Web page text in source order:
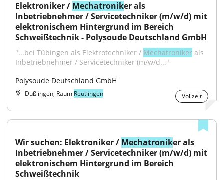
Elektroniker / Mechatroniker als
Inbetriebnehmer / Servicetechniker (m/w/d) mit
elektronischem Hintergrund im Bereich
Schweißtechnik - Polysoude Deutschland GmbH
"...bei Tübingen als Elektrotechniker / Mechatroniker als
Inbetriebnehmer / Servicetechniker (m/w/d..."
Polysoude Deutschland GmbH
Dußlingen, Raum Reutlingen Vollzeit
Wir suchen: Elektroniker / Mechatroniker als
Inbetriebnehmer / Servicetechniker (m/w/d) mit
elektronischem Hintergrund im Bereich
Schweißtechnik